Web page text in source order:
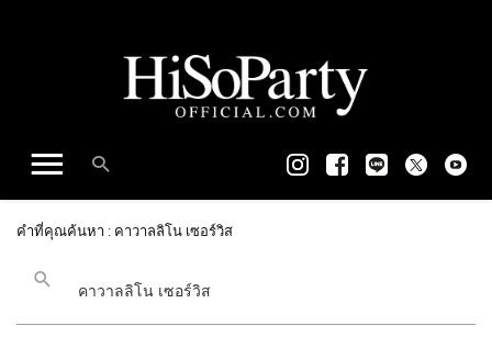
คำที่คุณค้นหา : คาวาลลิโน เซอร์วิส